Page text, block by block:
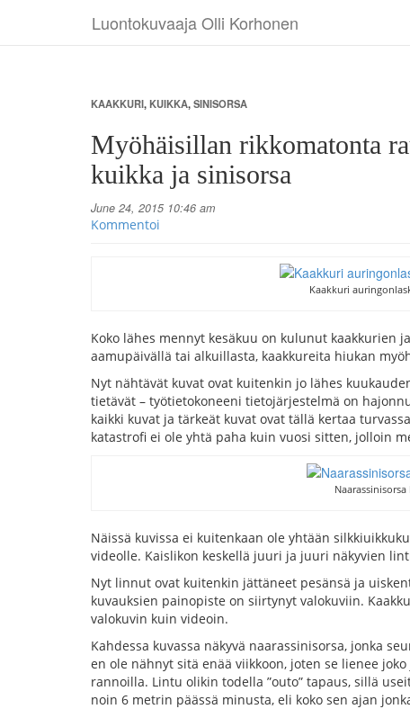
Luontokuvaaja Olli Korhonen
KAAKKURI,KUIKKA,SINISORSA
Myöhäisillan rikkomatonta
kuikka ja sinisorsa
June 24, 2015 10:46 am
Kommentoi
Kaakkuri
Koko lähes mennyt kesäkuu on kulunut kaakkurien
aamupäivällä tai alkuillasta, kaakkureita hiukan
Nyt nähtävät kuvat ovat kuitenkin jo lähes
tietävät – työtietokoneeni tietojärjestelmä on
kaikki kuvat ja tärkeät kuvat ovat tällä kertaa
katastrofi ei ole yhtä paha kuin vuosi sitten, jolloin
Näissä kuvissa ei kuitenkaan ole yhtään
videolle. Kaislikon keskellä juuri ja juuri näkyvien
Nyt linnut ovat kuitenkin jättäneet pesänsä ja
kuvauksien painopiste on siirtynyt valokuviin.
valokuvin kuin videoin.
Kahdessa kuvassa näkyvä naarassinisorsa, jonka
en ole nähnyt sitä enää viikkoon, joten se lienee
rannoilla. Lintu olikin todella ”outo” tapaus, sillä
noin 6 metrin päässä minusta, eli koko sen ajan